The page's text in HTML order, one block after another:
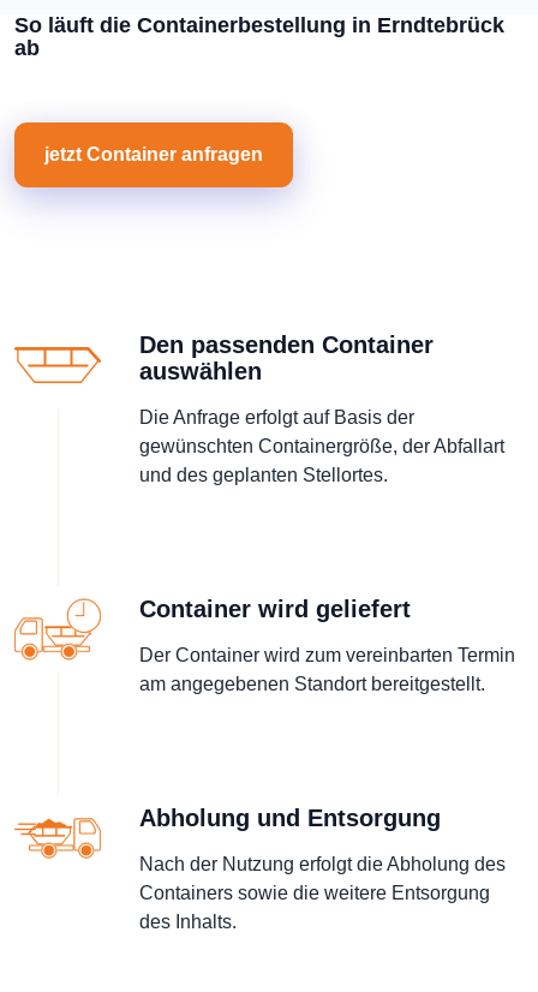
So läuft die Containerbestellung in Erndtebrück
ab
jetzt Container anfragen
Den passenden Container
auswählen
Die Anfrage erfolgt auf Basis der
gewünschten Containergröße, der Abfallart
und des geplanten Stellortes.
Container wird geliefert
Der Container wird zum vereinbarten Termin
am angegebenen Standort bereitgestellt.
Abholung und Entsorgung
Nach der Nutzung erfolgt die Abholung des
Containers sowie die weitere Entsorgung
des Inhalts.